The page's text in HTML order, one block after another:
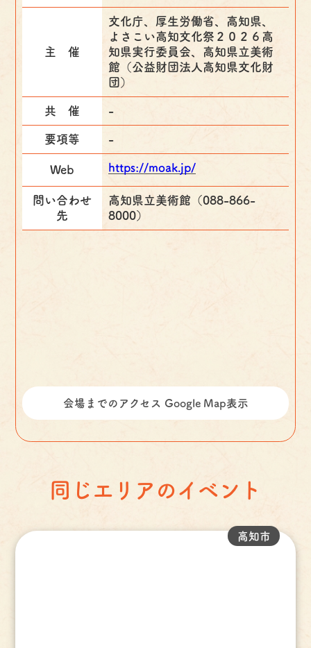
主 催
文化庁、厚生労働省、高知県、
よさこい高知文化祭２０２６高
知県実行委員会、高知県立美術
館（公益財団法人高知県文化財
団）
共 催 -
要項等 -
Web https://moak.jp/
問い合わせ
先
高知県立美術館（088-866-
8000）
会場までのアクセス Google Map表示
同じエリアのイベント
高知市